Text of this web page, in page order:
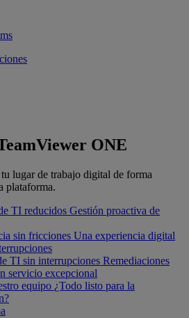
ONE
lugar de trabajo digital de forma
plataforma.
TI reducidos Gestión proactiva de
sin fricciones Una experiencia digital
TI sin interrupciones Remediaciones
servicio excepcional
equipo ¿Todo listo para la